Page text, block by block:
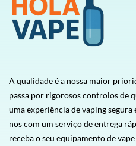
A qualidade é a nossa maior
passa por rigorosos controlos de
uma experiência de vaping
nos com um serviço de entrega
receba o seu equipamento de